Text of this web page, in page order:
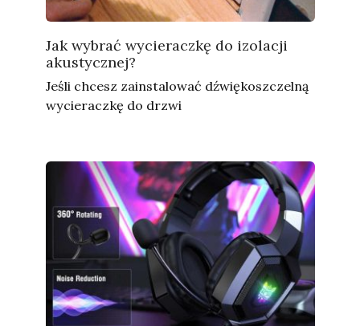
Jak wybrać wycieraczkę do izolacji
akustycznej?
Jeśli chcesz zainstalować dźwiękoszczelną
wycieraczkę do drzwi